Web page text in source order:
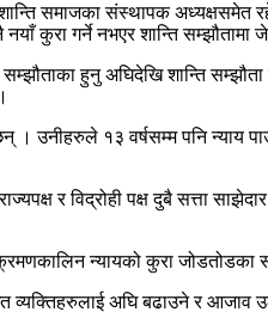
समाजका संस्थापक अध्यक्षसमेत
कुरा गर्ने नभएर शान्ति
हुनु अघिदेखि शान्ति
उनीहरुले १३ वर्षसम्म पनि न्याय
र विद्रोही पक्ष दुबै सत्ता
न्यायको कुरा जोडतोडका
व्यक्तिहरुलाई अघि बढाउने र